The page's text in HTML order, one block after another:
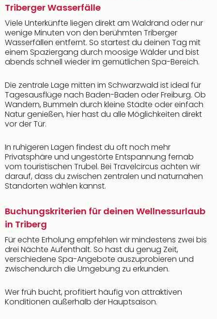
Triberger Wasserfälle
Viele Unterkünfte liegen direkt am Waldrand oder nur
wenige Minuten von den berühmten Triberger
Wasserfällen entfernt. So startest du deinen Tag mit
einem Spaziergang durch moosige Wälder und bist
abends schnell wieder im gemütlichen Spa-Bereich.
Die zentrale Lage mitten im Schwarzwald ist ideal für
Tagesausflüge nach Baden-Baden oder Freiburg. Ob
Wandern, Bummeln durch kleine Städte oder einfach
Natur genießen, hier hast du alle Möglichkeiten direkt
vor der Tür.
In ruhigeren Lagen findest du oft noch mehr
Privatsphäre und ungestörte Entspannung fernab
vom touristischen Trubel. Bei Travelcircus achten wir
darauf, dass du zwischen zentralen und naturnahen
Standorten wählen kannst.
Buchungskriterien für deinen Wellnessurlaub
in Triberg
Für echte Erholung empfehlen wir mindestens zwei bis
drei Nächte Aufenthalt. So hast du genug Zeit,
verschiedene Spa-Angebote auszuprobieren und
zwischendurch die Umgebung zu erkunden.
Wer früh bucht, profitiert häufig von attraktiven
Konditionen außerhalb der Hauptsaison.